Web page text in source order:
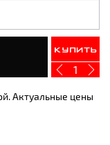
Купить
1
Актуальные цены